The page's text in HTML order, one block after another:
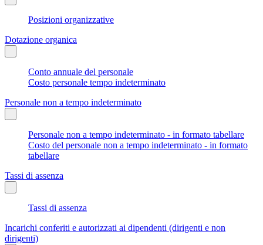
Posizioni organizzative
Dotazione organica
Conto annuale del personale
Costo personale tempo indeterminato
Personale non a tempo indeterminato
Personale non a tempo indeterminato - in formato tabellare
Costo del personale non a tempo indeterminato - in formato
tabellare
Tassi di assenza
Tassi di assenza
Incarichi conferiti e autorizzati ai dipendenti (dirigenti e non
dirigenti)